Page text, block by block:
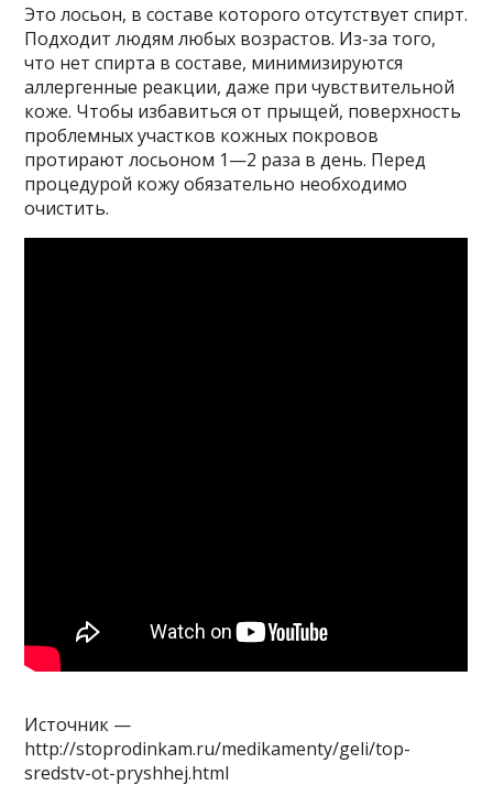
Это лосьон, в составе которого отсутствует спирт.
Подходит людям любых возрастов. Из-за того,
что нет спирта в составе, минимизируются
аллергенные реакции, даже при чувствительной
коже. Чтобы избавиться от прыщей, поверхность
проблемных участков кожных покровов
протирают лосьоном 1—2 раза в день. Перед
процедурой кожу обязательно необходимо
очистить.
Источник —
http://stoprodinkam.ru/medikamenty/geli/top-
sredstv-ot-pryshhej.html